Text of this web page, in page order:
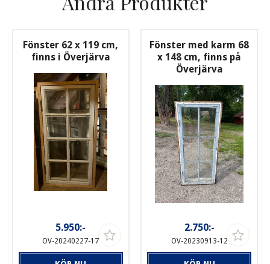
Fönster 62 x 119 cm,
finns i Överjärva
5.950:-
OV-20240227-17
Fönster med karm 68
x 148 cm, finns på
Överjärva
2.750:-
OV-20230913-12